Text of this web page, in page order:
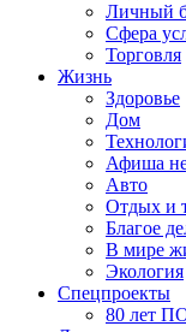
Личный
Сфера
Торговля
Жизнь
Здоровье
Дом
Афиша
Авто
Отдых и
Благое
В мире
Экология
Спецпроекты
80 лет